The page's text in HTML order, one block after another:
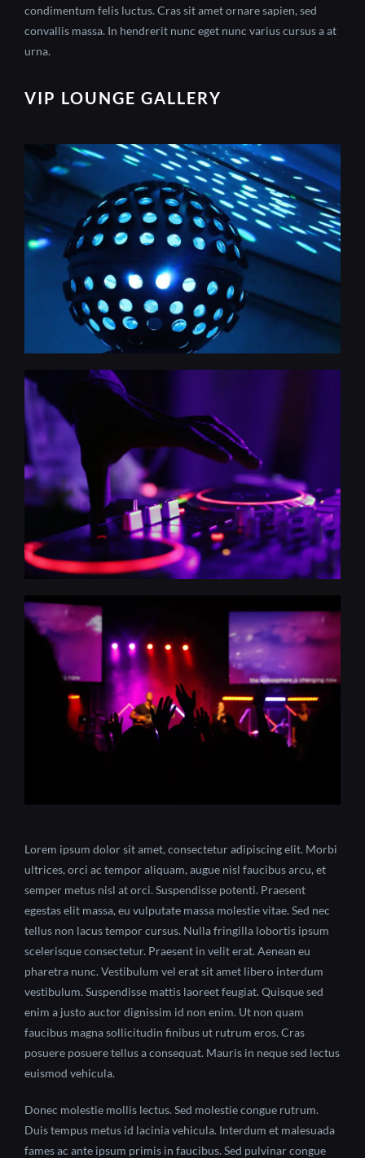
condimentum felis luctus. Cras sit amet ornare sapien, sed
convallis massa. In hendrerit nunc eget nunc varius cursus a at
urna.
VIP LOUNGE GALLERY
Lorem ipsum dolor sit amet, consectetur adipiscing elit. Morbi
ultrices, orci ac tempor aliquam, augue nisl faucibus arcu, et
semper metus nisl at orci. Suspendisse potenti. Praesent
egestas elit massa, eu vulputate massa molestie vitae. Sed nec
tellus non lacus tempor cursus. Nulla fringilla lobortis ipsum
scelerisque consectetur. Praesent in velit erat. Aenean eu
pharetra nunc. Vestibulum vel erat sit amet libero interdum
vestibulum. Suspendisse mattis laoreet feugiat. Quisque sed
enim a justo auctor dignissim id non enim. Ut non quam
faucibus magna sollicitudin finibus ut rutrum eros. Cras
posuere posuere tellus a consequat. Mauris in neque sed lectus
euismod vehicula.
Donec molestie mollis lectus. Sed molestie congue rutrum.
Duis tempus metus id lacinia vehicula. Interdum et malesuada
fames ac ante ipsum primis in faucibus. Sed pulvinar congue